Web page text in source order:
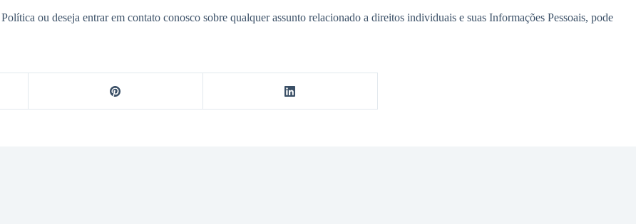
ou deseja entrar em contato conosco sobre qualquer assunto relacionado a direitos individuais e suas Informações Pessoais, pode